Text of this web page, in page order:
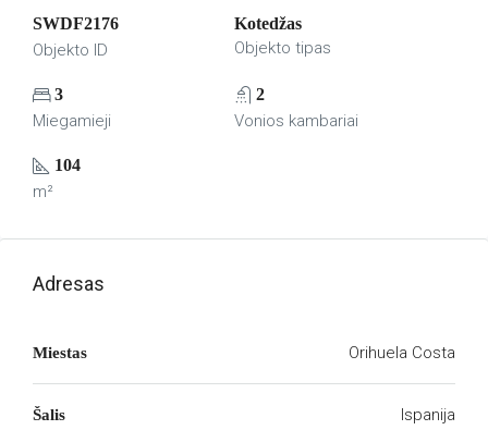
SWDF2176
Objekto ID
Kotedžas
Objekto tipas
3
Miegamieji
2
Vonios kambariai
104
m²
Adresas
Miestas Orihuela Costa
Šalis Ispanija